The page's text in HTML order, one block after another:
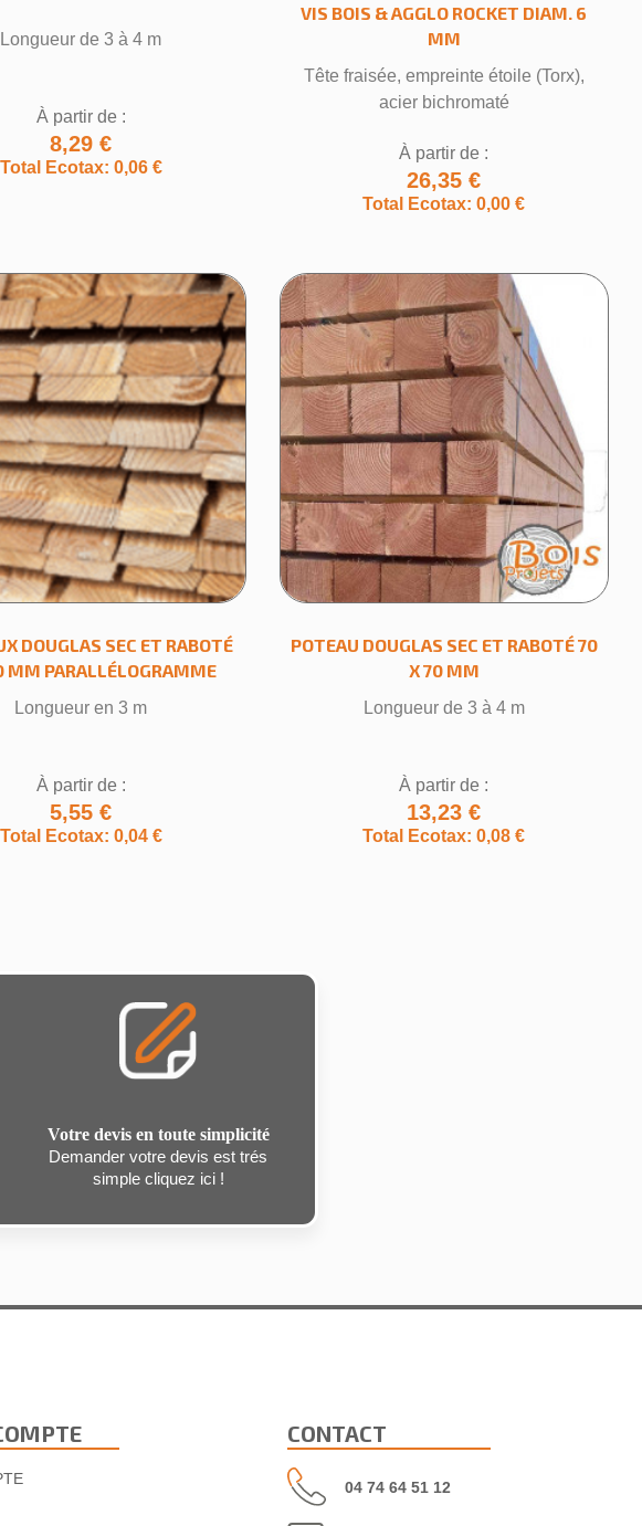
Longueur de 3 à 4 m
À partir de :
8,29 €
Total Ecotax: 0,06 €
VIS BOIS & AGGLO ROCKET DIAM. 6
MM
Tête fraisée, empreinte étoile (Torx),
acier bichromaté
À partir de :
26,35 €
Total Ecotax: 0,00 €
DOUGLAS SEC ET RABOTÉ
MM PARALLÉLOGRAMME
Longueur en 3 m
À partir de :
5,55 €
Total Ecotax: 0,04 €
POTEAU DOUGLAS SEC ET RABOTÉ 70
X 70 MM
Longueur de 3 à 4 m
À partir de :
13,23 €
Total Ecotax: 0,08 €
Votre devis en toute simplicité
Demander votre devis est trés
simple cliquez ici !
CONTACT
04 74 64 51 12
une liste d'envies